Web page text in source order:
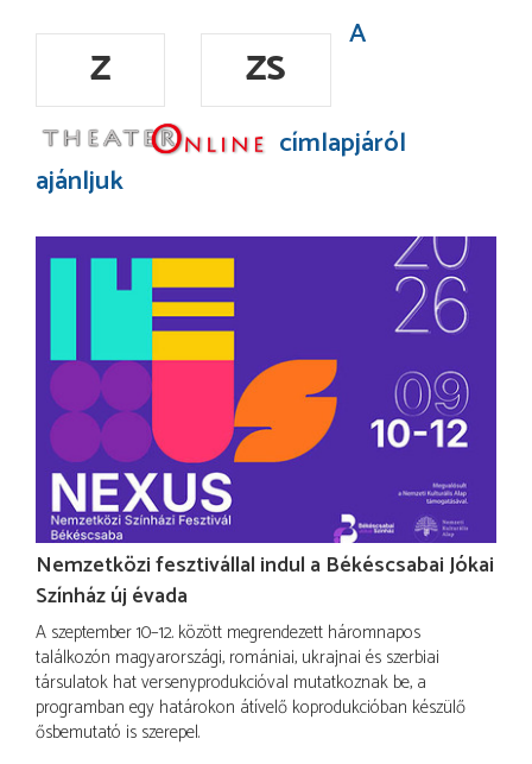
Z
ZS
A
címlapjáról
ajánljuk
Nemzetközi fesztivállal indul a Békéscsabai Jókai
Színház új évada
A szeptember 10–12. között megrendezett háromnapos
találkozón magyarországi, romániai, ukrajnai és szerbiai
társulatok hat versenyprodukcióval mutatkoznak be, a
programban egy határokon átívelő koprodukcióban készülő
ősbemutató is szerepel.